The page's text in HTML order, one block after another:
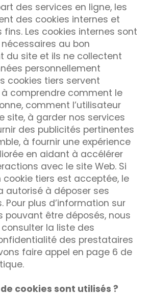
des services en ligne, les
des cookies internes et
fins. Les cookies internes sont
au bon
du site et ils ne collectent
personnellement
cookies tiers servent
comprendre comment le
comment l’utilisateur
site, à garder nos services
des publicités pertinentes
à fournir une expérience
en aidant à accélérer
avec le site Web. Si
cookie tiers est acceptée, le
autorisé à déposer ses
Pour plus d’information sur
pouvant être déposés, nous
la liste des
des prestataires
faire appel en page 6 de
cookies sont utilisés ?